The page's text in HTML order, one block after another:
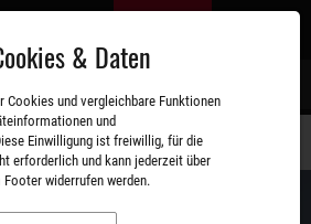
& Daten
Cookies und vergleichbare Funktionen
und
Einwilligung ist freiwillig, für die
erforderlich und kann jederzeit über
Footer widerrufen werden.